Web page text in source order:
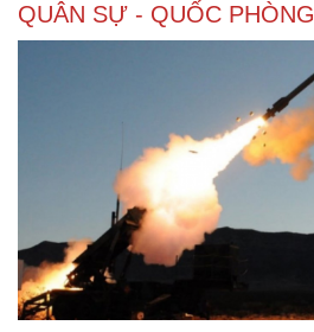
QUÂN SỰ - QUỐC PHÒNG